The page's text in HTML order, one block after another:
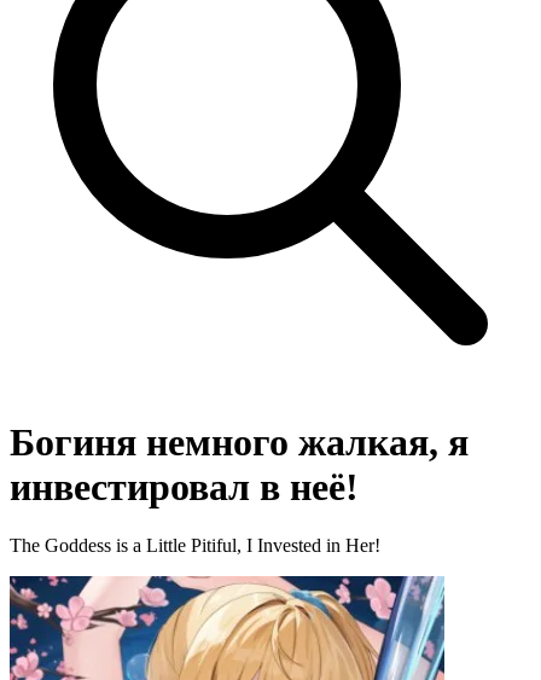
Богиня немного жалкая, я
инвестировал в неё!
The Goddess is a Little Pitiful, I Invested in Her!